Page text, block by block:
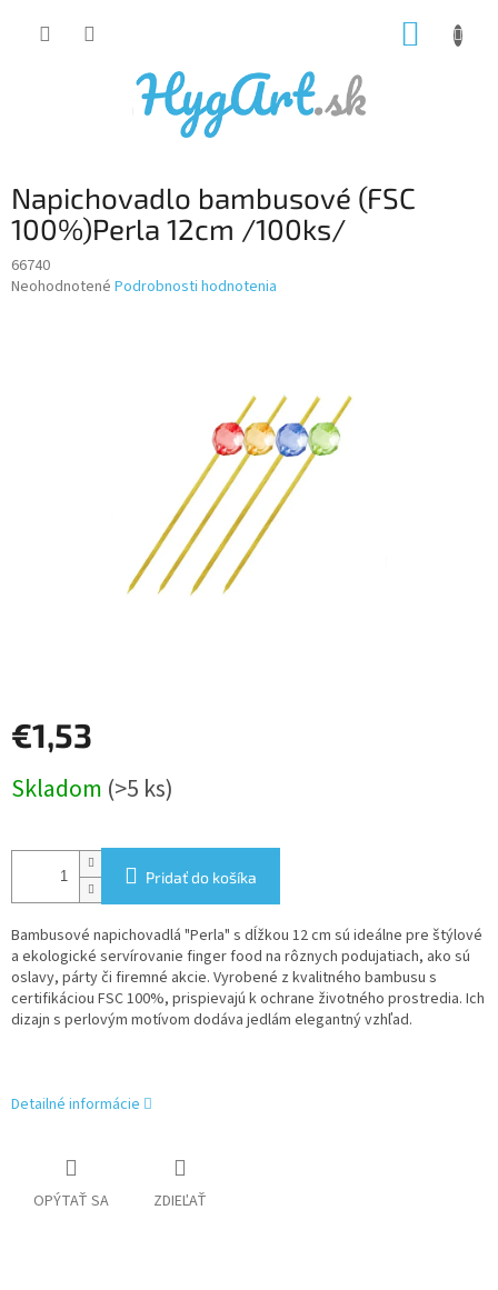
Napichovadlo bambusové (FSC
100%)Perla 12cm /100ks/
66740
Priemerné
Neohodnotené Podrobnosti hodnotenia
€1,53
cena:
Skladom (>5 ks)
Pridať do košíka
Bambusové napichovadlá "Perla" s dĺžkou 12 cm sú ideálne pre štýlové
a ekologické servírovanie finger food na rôznych podujatiach, ako sú
oslavy, párty či firemné akcie. Vyrobené z kvalitného bambusu s
certifikáciou FSC 100%, prispievajú k ochrane životného prostredia. Ich
dizajn s perlovým motívom dodáva jedlám elegantný vzhľad.
Detailné informácie
OPÝTAŤ SA ZDIEĽAŤ